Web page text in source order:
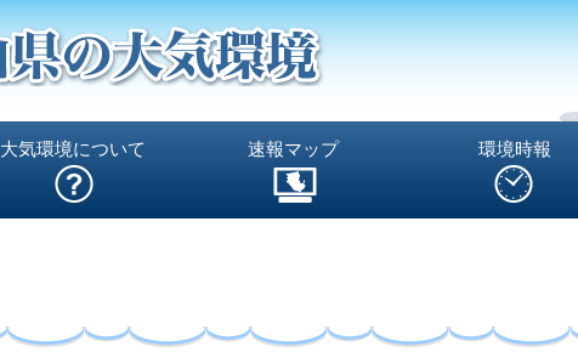
大気環境について 速報マップ 環境時報